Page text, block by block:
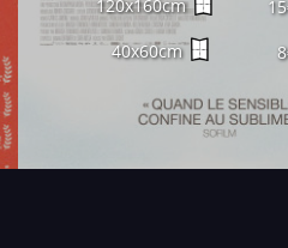
120x160cm
40x60cm